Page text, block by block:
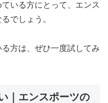
いる方にとって、エンス
でしょう。
方は、ぜひ一度試してみ
｜エンスポーツの